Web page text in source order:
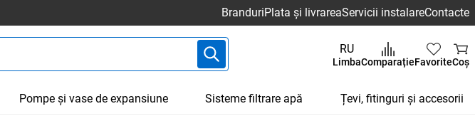
BranduriPlata și livrareaServicii instalareContacte
RU
LimbaComparațieFavoriteCoș
Pompe și vase de expansiune Sisteme filtrare apă Țevi, fitinguri și accesorii